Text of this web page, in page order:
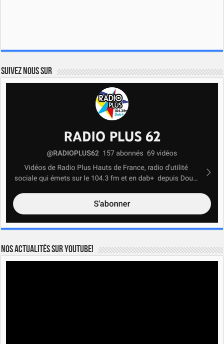
Suivez nous sur
Nos actualités sur YOUTUBE!